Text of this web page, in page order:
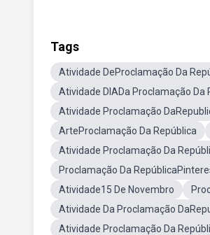
Tags
Atividade DeProclamação Da
Atividade DIADa Proclamação Da
Atividade Proclamação
ArteProclamação Da República
Atividade Proclamação Da
Proclamação Da
Atividade15 De Novembro
Atividade Da Proclamação
Atividade Proclamação Da